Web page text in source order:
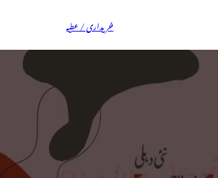
خریداری / عطیہ